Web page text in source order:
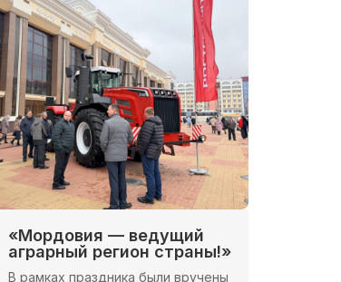
«Мордовия — ведущий
аграрный регион страны!»
В рамках праздника были вручены